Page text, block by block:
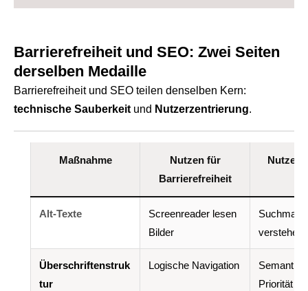
Barrierefreiheit und SEO: Zwei Seiten
derselben Medaille
Barrierefreiheit und SEO teilen denselben Kern:
technische Sauberkeit und Nutzerzentrierung.
Maßnahme
Nutzen für
Barrierefreiheit
Nutzen
Alt-Texte
Screenreader lesen
Bilder
verstehen
Überschriftenstruk
tur
Logische Navigation
Priorität